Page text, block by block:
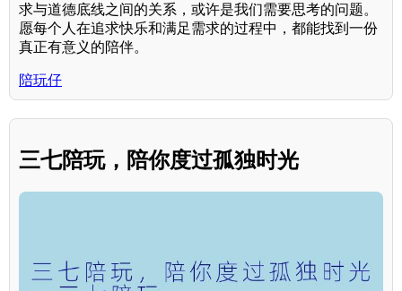
求与道德底线之间的关系，或许是我们需要思考的问题。
愿每个人在追求快乐和满足需求的过程中，都能找到一份
真正有意义的陪伴。
陪玩仔
三七陪玩，陪你度过孤独时光